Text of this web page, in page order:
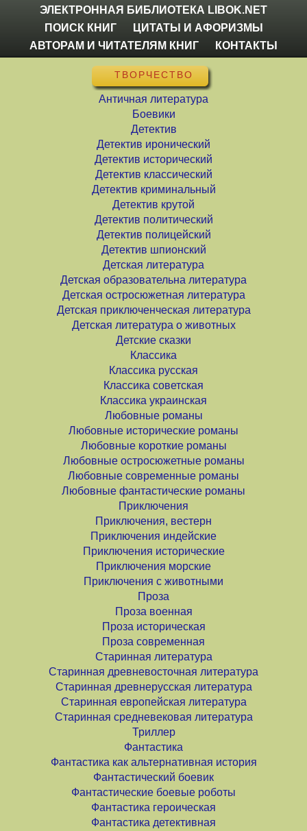
ЭЛЕКТРОННАЯ БИБЛИОТЕКА LIBOK.NET
ПОИСК КНИГ
ЦИТАТЫ И АФОРИЗМЫ
АВТОРАМ И ЧИТАТЕЛЯМ КНИГ
КОНТАКТЫ
ТВОРЧЕСТВО
Античная литература
Боевики
Детектив
Детектив иронический
Детектив исторический
Детектив классический
Детектив криминальный
Детектив крутой
Детектив политический
Детектив полицейский
Детектив шпионский
Детская литература
Детская образовательна литература
Детская остросюжетная литература
Детская приключенческая литература
Детская литература о животных
Детские сказки
Классика
Классика русская
Классика советская
Классика украинская
Любовные романы
Любовные исторические романы
Любовные короткие романы
Любовные остросюжетные романы
Любовные современные романы
Любовные фантастические романы
Приключения
Приключения, вестерн
Приключения индейские
Приключения исторические
Приключения морские
Приключения с животными
Проза
Проза военная
Проза историческая
Проза современная
Старинная литература
Старинная древневосточная литература
Старинная древнерусская литература
Старинная европейская литература
Старинная средневековая литература
Триллер
Фантастика
Фантастика как альтернативная история
Фантастический боевик
Фантастические боевые роботы
Фантастика героическая
Фантастика детективная